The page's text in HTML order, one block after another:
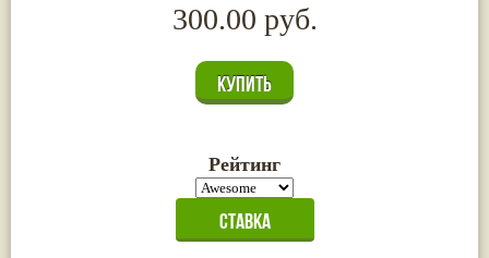
300.00 руб.
Рейтинг